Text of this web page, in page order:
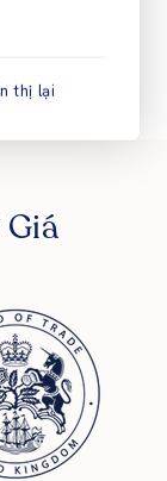
thị lại